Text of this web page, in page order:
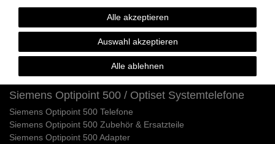
Siemens HiPath 3800
Siemens HiPath 3750 / 3700
Siemens HiPath Systemverkabelung
Siemens HiPath Dect Sender
Siemens HiPath Netzteile
Siemens HiPath MMC Karten
Siemens Optipoint 500 / Optiset Systemtelefone
Siemens Optipoint 500 Telefone
Siemens Optipoint 500 Zubehör & Ersatzteile
Siemens Optipoint 500 Adapter
Alle akzeptieren
Auswahl akzeptieren
Alle ablehnen